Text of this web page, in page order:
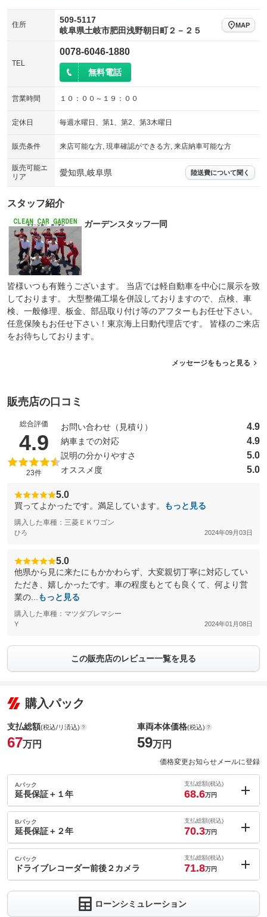
住所
509-5117
岐阜県土岐市肥田浅野朝日町２－２５
MAP
TEL
0078-6046-1880
無料電話
営業時間 １０：００～１９：００
定休日 毎週水曜日、第1、第2、第3木曜日
販売条件 来店可能な方, 現車確認ができる方, 来店納車可能な方
販売可能エ
リア
愛知県,岐阜県 陸送費について聞く
スタッフ紹介
ガーデンスタッフ一同
皆様いつも有難うございます。 当店では軽自動車を中心に展示を致
しております。 大型整備工場を併設しておりますので、点検、車
検、一般修理、板金、部品取り付け等のアフターもお任せ下さい。
任意保険もお任せ下さい！東京海上日動代理店です。 皆様のご来店
をお待ちしております。
メッセージをもっと見る
販売店の口コミ
総合評価
4.9 （5点満点中）
23件
お問い合わせ（見積り） 4.9
納車までの対応 4.9
説明の分かりやすさ 5.0
オススメ度 5.0
5.0
買ってよかったです。満足しています。 もっと見る
購入した車種：三菱ＥＫワゴン
ひろ 2024年09月03日
5.0
他県から見に来たにもかかわらず、大変親切丁寧に対応してい
ただき、嬉しかったです。車の程度もとても良くて、何より営
業の...
もっと見る
購入した車種：マツダプレマシー
Y 2024年01月08日
この販売店のレビュー一覧を見る
購入パック
支払総額(税込/リ済込)
67万円
車両本体価格(税込)
59万円
価格変更お知らせメールに登録
Aパック
延長保証＋１年
支払総額(税込)
68.6万円
内：オプシ
ョン価格
(税込)
車両本体価
59万円
パック内容
Bパック
延長保証＋２年
支払総額(税込)
70.3万円
内：オプシ
ョン価格
(税込)
車両本体価
Cパック
ドライブレコーダー前後２カメラ
支払総額(税込)
71.8万円
4.8 万円
ローンシミュレーション